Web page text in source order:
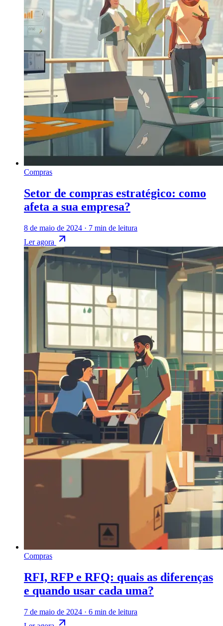
Compras
Setor de compras estratégico: como
afeta a sua empresa?
8 de maio de 2024 · 7 min de leitura
Ler agora
Compras
RFI, RFP e RFQ: quais as diferenças
e quando usar cada uma?
7 de maio de 2024 · 6 min de leitura